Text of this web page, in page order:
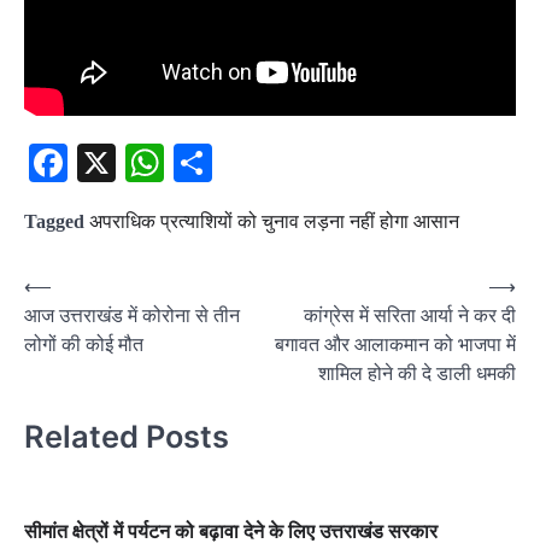
Facebook
X WhatsApp
Tagged अपराधिक प्रत्याशियों को चुनाव लड़ना नहीं होगा आसान
Post
navigation
⟵
आज उत्तराखंड में कोरोना से तीन
लोगों की कोई मौत
कांग्रेस में सरिता आर्या ने कर दी
बगावत और आलाकमान को भाजपा में
शामिल होने की दे डाली धमकी
⟶
Related Posts
सीमांत क्षेत्रों में पर्यटन को बढ़ावा देने के लिए उत्तराखंड सरकार